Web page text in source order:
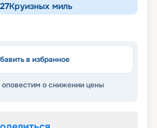
Круизных миль
в избранное
о снижении цены